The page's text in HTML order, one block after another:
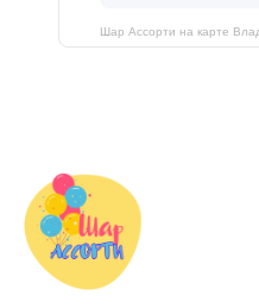
Шар Ассорти на карте